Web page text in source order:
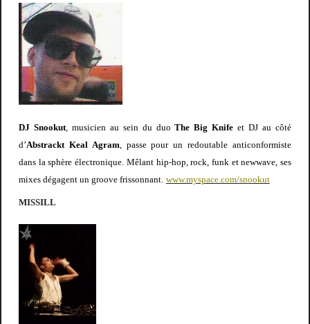
DJ Snookut, musicien au sein du duo The Big Knife et DJ au côté
d’Abstrackt Keal Agram , passe pour un redoutable anticonformiste
dans la sphère électronique. Mêlant hip-hop, rock, funk et newwave, ses
mixes dégagent un groove frissonnant. www.myspace.com/snookut
MISSILL